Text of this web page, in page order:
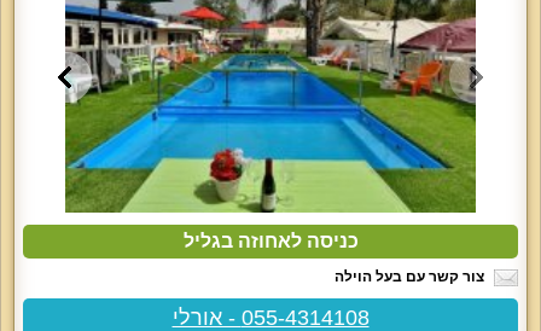
כניסה לאחוזה בגליל
צור קשר עם בעל הוילה
055-4314108 - אורלי